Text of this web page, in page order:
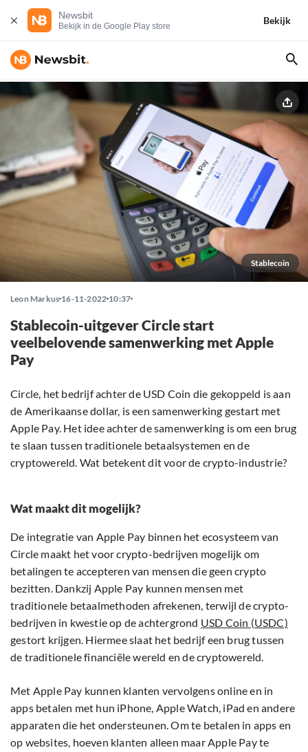
Newsbit
Bekijk in de Google Play store
Bekijk
Stablecoin
Leon Markus 16-11-2022 10:37
Stablecoin-uitgever Circle start
veelbelovende samenwerking met Apple
Pay
Circle, het bedrijf achter de USD Coin die gekoppeld is aan
de Amerikaanse dollar, is een samenwerking gestart met
Apple Pay. Het idee achter de samenwerking is om een brug
te slaan tussen traditionele betaalsystemen en de
cryptowereld. Wat betekent dit voor de crypto-industrie?
Wat maakt dit mogelijk?
De integratie van Apple Pay binnen het ecosysteem van
Circle maakt het voor crypto-bedrijven mogelijk om
betalingen te accepteren van mensen die geen crypto
bezitten. Dankzij Apple Pay kunnen mensen met
traditionele betaalmethoden afrekenen, terwijl de crypto-
bedrijven in kwestie op de achtergrond USD Coin (USDC)
gestort krijgen. Hiermee slaat het bedrijf een brug tussen
de traditionele financiële wereld en de cryptowereld.
Met Apple Pay kunnen klanten vervolgens online en in
apps betalen met hun iPhone, Apple Watch, iPad en andere
apparaten die het ondersteunen. Om te betalen in apps en
op websites, hoeven klanten alleen maar Apple Pay te